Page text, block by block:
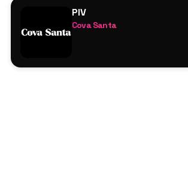
PIV
Cova Santa
Gaskin